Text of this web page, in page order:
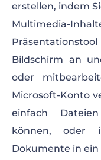
erstellen, indem
Multimedia-
Bildschirm an
oder
Microsoft-Konto
einfach
können, oder
Dokumente in ein